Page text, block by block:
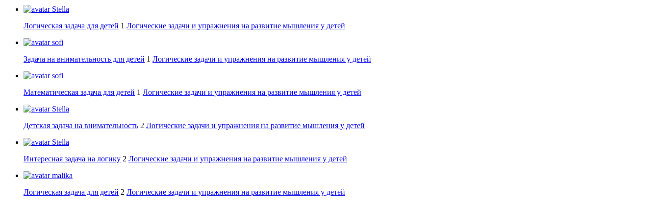
Stella
Логическая задача для детей 1 Логические задачи и упражнения на развитие мышления у детей
sofi
Задача на внимательность для детей 1 Логические задачи и упражнения на развитие мышления у детей
sofi
Математическая задача для детей 1 Логические задачи и упражнения на развитие мышления у детей
Stella
Детская задача на внимательность 2 Логические задачи и упражнения на развитие мышления у детей
Stella
Интересная задача на логику 2 Логические задачи и упражнения на развитие мышления у детей
malika
Логическая задача для детей 2 Логические задачи и упражнения на развитие мышления у детей